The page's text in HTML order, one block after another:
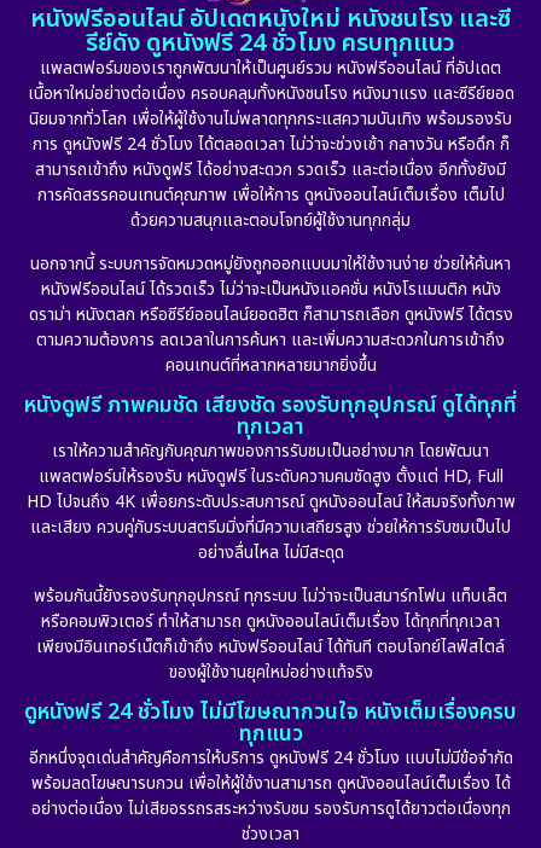
หนังฟรีออนไลน์ อัปเดตหนังใหม่ หนังชนโรง และซี
รีย์ดัง ดูหนังฟรี 24 ชั่วโมง ครบทุกแนว
แพลตฟอร์มของเราถูกพัฒนาให้เป็นศูนย์รวม หนังฟรีออนไลน์ ที่อัปเดต
เนื้อหาใหม่อย่างต่อเนื่อง ครอบคลุมทั้งหนังชนโรง หนังมาแรง และซีรีย์ยอด
นิยมจากทั่วโลก เพื่อให้ผู้ใช้งานไม่พลาดทุกกระแสความบันเทิง พร้อมรองรับ
การ ดูหนังฟรี 24 ชั่วโมง ได้ตลอดเวลา ไม่ว่าจะช่วงเช้า กลางวัน หรือดึก ก็
สามารถเข้าถึง หนังดูฟรี ได้อย่างสะดวก รวดเร็ว และต่อเนื่อง อีกทั้งยังมี
การคัดสรรคอนเทนต์คุณภาพ เพื่อให้การ ดูหนังออนไลน์เต็มเรื่อง เต็มไป
ด้วยความสนุกและตอบโจทย์ผู้ใช้งานทุกกลุ่ม
นอกจากนี้ ระบบการจัดหมวดหมู่ยังถูกออกแบบมาให้ใช้งานง่าย ช่วยให้ค้นหา
หนังฟรีออนไลน์ ได้รวดเร็ว ไม่ว่าจะเป็นหนังแอคชั่น หนังโรแมนติก หนัง
ดราม่า หนังตลก หรือซีรีย์ออนไลน์ยอดฮิต ก็สามารถเลือก ดูหนังฟรี ได้ตรง
ตามความต้องการ ลดเวลาในการค้นหา และเพิ่มความสะดวกในการเข้าถึง
คอนเทนต์ที่หลากหลายมากยิ่งขึ้น
หนังดูฟรี ภาพคมชัด เสียงชัด รองรับทุกอุปกรณ์ ดูได้ทุกที่
ทุกเวลา
เราให้ความสำคัญกับคุณภาพของการรับชมเป็นอย่างมาก โดยพัฒนา
แพลตฟอร์มให้รองรับ หนังดูฟรี ในระดับความคมชัดสูง ตั้งแต่ HD, Full
HD ไปจนถึง 4K เพื่อยกระดับประสบการณ์ ดูหนังออนไลน์ ให้สมจริงทั้งภาพ
และเสียง ควบคู่กับระบบสตรีมมิ่งที่มีความเสถียรสูง ช่วยให้การรับชมเป็นไป
อย่างลื่นไหล ไม่มีสะดุด
พร้อมกันนี้ยังรองรับทุกอุปกรณ์ ทุกระบบ ไม่ว่าจะเป็นสมาร์ทโฟน แท็บเล็ต
หรือคอมพิวเตอร์ ทำให้สามารถ ดูหนังออนไลน์เต็มเรื่อง ได้ทุกที่ทุกเวลา
เพียงมีอินเทอร์เน็ตก็เข้าถึง หนังฟรีออนไลน์ ได้ทันที ตอบโจทย์ไลฟ์สไตล์
ของผู้ใช้งานยุคใหม่อย่างแท้จริง
ดูหนังฟรี 24 ชั่วโมง ไม่มีโฆษณากวนใจ หนังเต็มเรื่องครบ
ทุกแนว
อีกหนึ่งจุดเด่นสำคัญคือการให้บริการ ดูหนังฟรี 24 ชั่วโมง แบบไม่มีข้อจำกัด
พร้อมลดโฆษณารบกวน เพื่อให้ผู้ใช้งานสามารถ ดูหนังออนไลน์เต็มเรื่อง ได้
อย่างต่อเนื่อง ไม่เสียอรรถรสระหว่างรับชม รองรับการดูได้ยาวต่อเนื่องทุก
ช่วงเวลา